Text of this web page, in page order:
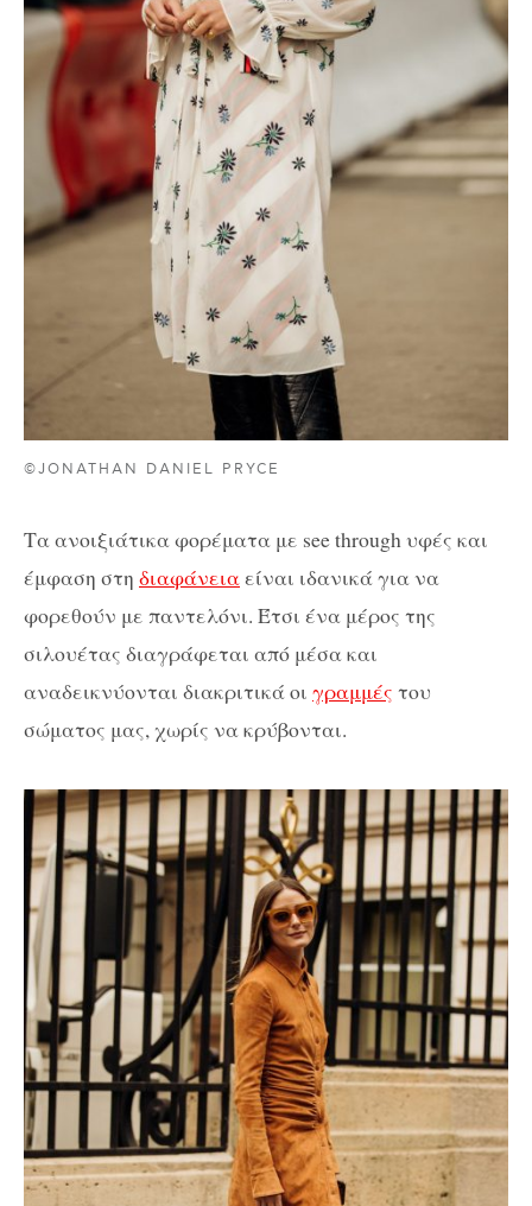
©JONATHAN DANIEL PRYCE
Τα ανοιξιάτικα φορέματα με see through υφές και
έμφαση στη διαφάνειαείναι ιδανικά για να
φορεθούν με παντελόνι. Έτσι ένα μέρος της
σιλουέτας διαγράφεται από μέσα και
αναδεικνύονται διακριτικά οι γραμμές του
σώματος μας, χωρίς να κρύβονται.